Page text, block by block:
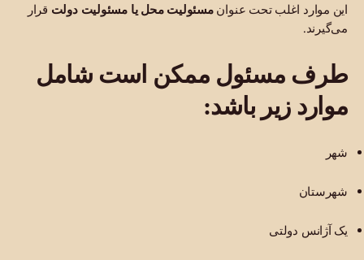
این موارد اغلب تحت عنوانمسئولیت محل یا مسئولیت دولت قرار
می‌گیرند.
طرف مسئول ممکن است شامل
موارد زیر باشد:
شهر
شهرستان
یک آژانس دولتی